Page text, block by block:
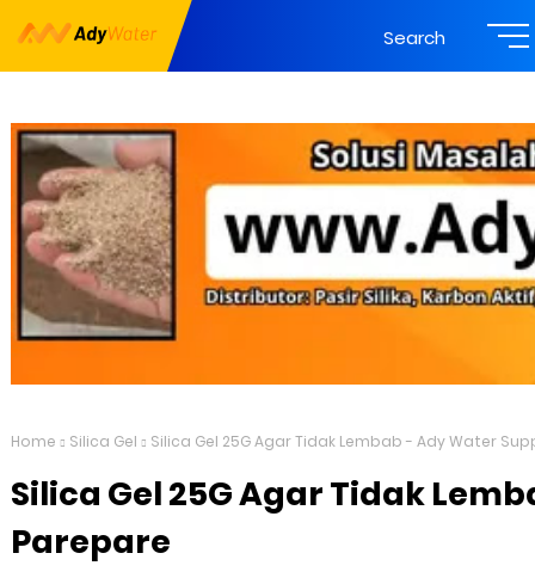
Search
Home Silica Gel Silica Gel 25G Agar Tidak Lembab - Ady Water
Silica Gel 25G Agar Tidak
Parepare